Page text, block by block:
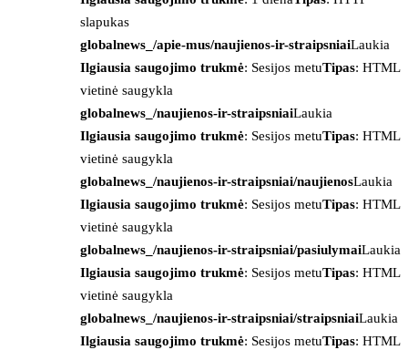
slapukas
globalnews_/apie-mus/naujienos-ir-straipsniaiLaukia
Ilgiausia saugojimo trukmė: Sesijos metuTipas: HTML
vietinė saugykla
globalnews_/naujienos-ir-straipsniaiLaukia
Ilgiausia saugojimo trukmė: Sesijos metuTipas: HTML
vietinė saugykla
globalnews_/naujienos-ir-straipsniai/naujienosLaukia
Ilgiausia saugojimo trukmė: Sesijos metuTipas: HTML
vietinė saugykla
globalnews_/naujienos-ir-straipsniai/pasiulymaiLaukia
Ilgiausia saugojimo trukmė: Sesijos metuTipas: HTML
vietinė saugykla
globalnews_/naujienos-ir-straipsniai/straipsniaiLaukia
Ilgiausia saugojimo trukmė: Sesijos metuTipas: HTML